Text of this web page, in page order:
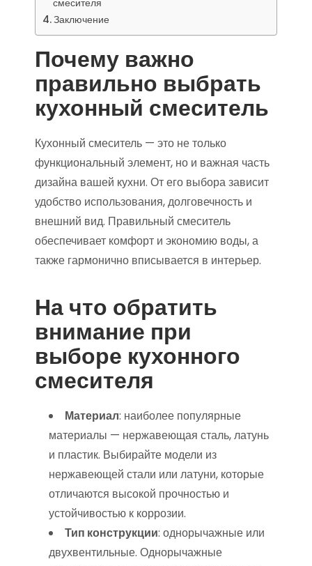
смесителя
Заключение
Почему важно
правильно выбрать
кухонный смеситель
Кухонный смеситель — это не только
функциональный элемент, но и важная часть
дизайна вашей кухни. От его выбора зависит
удобство использования, долговечность и
внешний вид. Правильный смеситель
обеспечивает комфорт и экономию воды, а
также гармонично вписывается в интерьер.
На что обратить
внимание при
выборе кухонного
смесителя
Материал: наиболее популярные
материалы — нержавеющая сталь, латунь
и пластик. Выбирайте модели из
нержавеющей стали или латуни, которые
отличаются высокой прочностью и
устойчивостью к коррозии.
Тип конструкции: однорычажные или
двухвентильные. Однорычажные